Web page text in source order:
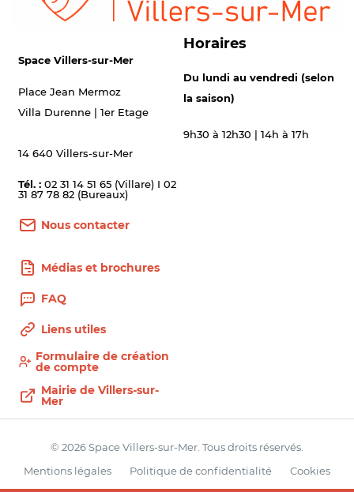
Space Villers-sur-Mer
Place Jean Mermoz
Villa Durenne | 1er Etage
14 640 Villers-sur-Mer
Tél. : 02 31 14 51 65 (Villare) I 02
31 87 78 82 (Bureaux)
Nous contacter
Horaires
Du lundi au vendredi (selon
la saison)
9h30 à 12h30 | 14h à 17h
Médias et brochures
FAQ
Liens utiles
Formulaire de création
de compte
Mairie de Villers-sur-
Mer
© 2026 Space Villers-sur-Mer. Tous droits réservés.
Mentions légales
Politique de confidentialité Cookies